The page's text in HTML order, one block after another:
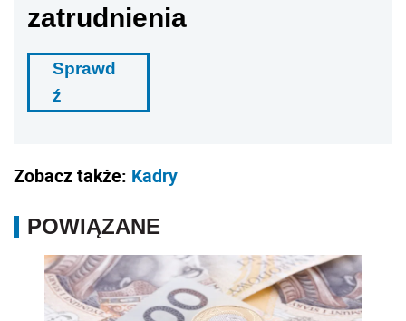
zatrudnienia
Sprawd
ź
Zobacz także: Kadry
POWIĄZANE